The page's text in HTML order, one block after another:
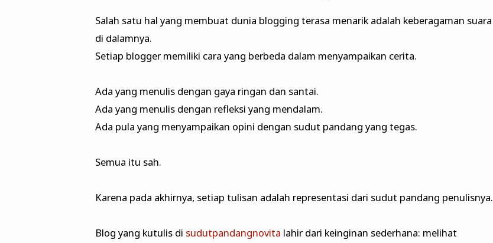
Salah satu hal yang membuat dunia blogging terasa menarik adalah keberagaman suara
di dalamnya.
Setiap blogger memiliki cara yang berbeda dalam menyampaikan cerita.
Ada yang menulis dengan gaya ringan dan santai.
Ada yang menulis dengan refleksi yang mendalam.
Ada pula yang menyampaikan opini dengan sudut pandang yang tegas.
Semua itu sah.
Karena pada akhirnya, setiap tulisan adalah representasi dari sudut pandang penulisnya.
Blog yang kutulis di sudutpandangnovita lahir dari keinginan sederhana: melihat